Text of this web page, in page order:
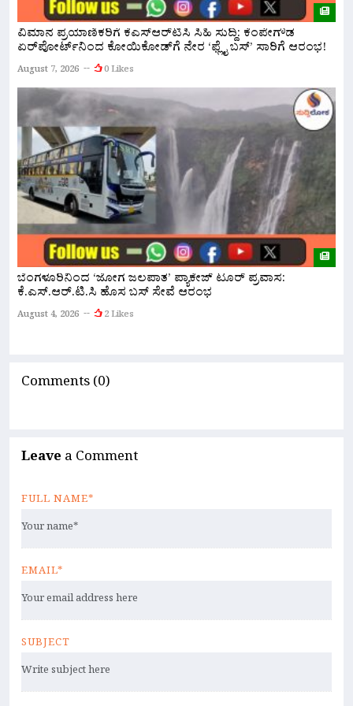
ವಿಮಾನ ಪ್ರಯಾಣಿಕರಿಗೆ ಕೆಎಸ್‌ಆರ್‌ಟಿಸಿ ಸಿಹಿ ಸುದ್ದಿ: ಕೆಂಪೇಗೌಡ
ಏರ್‌ಪೋರ್ಟ್‌ನಿಂದ ಕೋಯಿಕೋಡ್‌ಗೆ ನೇರ ‘ಫ್ಲೈ ಬಸ್’ ಸಾರಿಗೆ ಆರಂಭ!
August 7, 2026 0 Likes
ಬೆಂಗಳೂರಿನಿಂದ ‘ಜೋಗ ಜಲಪಾತ’ ಪ್ಯಾಕೇಜ್ ಟೂರ್ ಪ್ರವಾಸ:
ಕೆ.ಎಸ್.ಆರ್.ಟಿ.ಸಿ ಹೊಸ ಬಸ್ ಸೇವೆ ಆರಂಭ
August 4, 2026 2 Likes
Comments (0)
Leave a Comment
FULL NAME*
EMAIL*
SUBJECT